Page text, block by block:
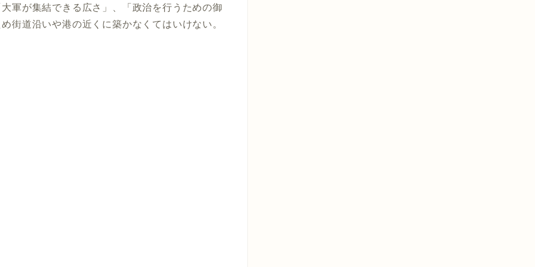
軍が集結できる広さ」、「政治を行うための御
街道沿いや港の近くに築かなくてはいけない。